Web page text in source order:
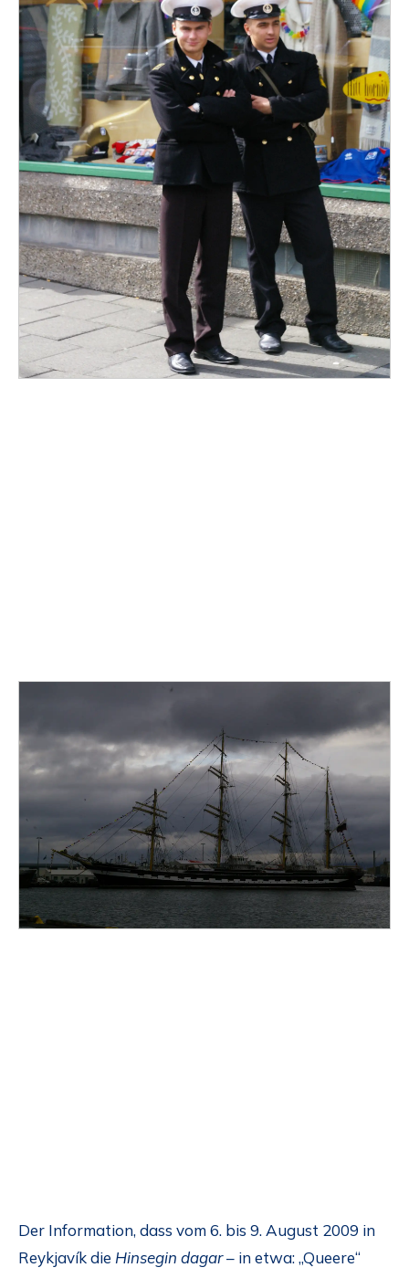
Der Information, dass vom 6. bis 9. August 2009 in
Reykjavík die Hinsegin dagar– in etwa: „Queere“